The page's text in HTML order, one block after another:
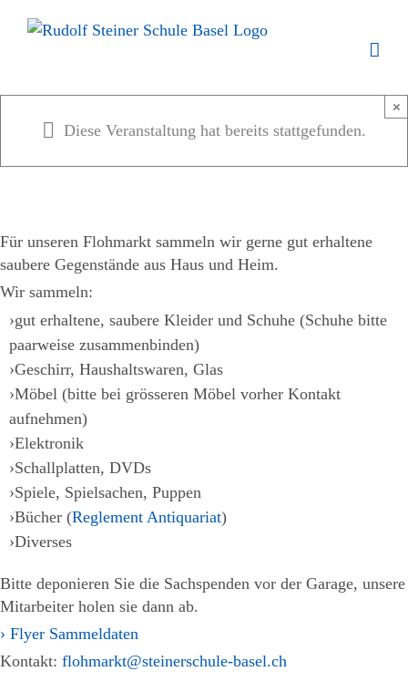
Inhalt
Diese Veranstaltung hat bereits stattgefunden.
×
Für unseren Flohmarkt sammeln wir gerne gut erhaltene
saubere Gegenstände aus Haus und Heim.
Wir sammeln:
gut erhaltene, saubere Kleider und Schuhe (Schuhe bitte
paarweise zusammenbinden)
Geschirr, Haushaltswaren, Glas
Möbel (bitte bei grösseren Möbel vorher Kontakt
aufnehmen)
Elektronik
Schallplatten, DVDs
Spiele, Spielsachen, Puppen
Bücher (Reglement Antiquariat)
Diverses
Bitte deponieren Sie die Sachspenden vor der Garage, unsere
Mitarbeiter holen sie dann ab.
› Flyer Sammeldaten
Kontakt: flohmarkt@steinerschule-basel.ch